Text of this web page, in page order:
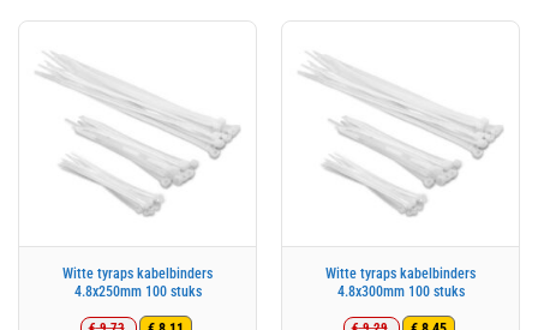
Witte tyraps kabelbinders
4.8x250mm 100 stuks
Witte tyraps kabelbinders
4.8x300mm 100 stuks